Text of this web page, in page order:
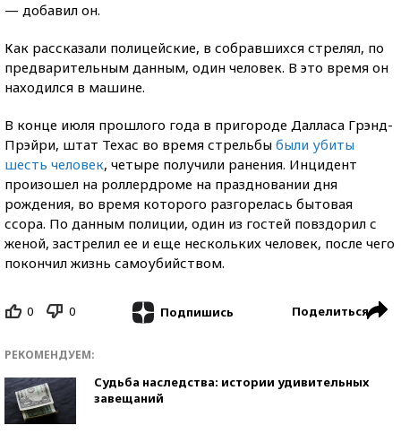
— добавил он.
Как рассказали полицейские, в собравшихся стрелял, по
предварительным данным, один человек. В это время он
находился в машине.
В конце июля прошлого года в пригороде Далласа Грэнд-
Прэйри, штат Техас во время стрельбы были убиты
шесть человек, четыре получили ранения. Инцидент
произошел на роллердроме на праздновании дня
рождения, во время которого разгорелась бытовая
ссора. По данным полиции, один из гостей повздорил с
женой, застрелил ее и еще нескольких человек, после чего
покончил жизнь самоубийством.
0 0 Подпишись Поделиться
РЕКОМЕНДУЕМ:
Судьба наследства: истории удивительных
завещаний